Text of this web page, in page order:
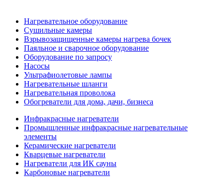
Нагревательное оборудование
Сушильные камеры
Взрывозащищенные камеры нагрева бочек
Паяльное и сварочное оборудование
Оборудование по запросу
Насосы
Ультрафиолетовые лампы
Нагревательные шланги
Нагревательная проволока
Обогреватели для дома, дачи, бизнеса
Инфракрасные нагреватели
Промышленные инфракрасные нагревательные
элементы
Керамические нагреватели
Кварцевые нагреватели
Нагреватели для ИК сауны
Карбоновые нагреватели